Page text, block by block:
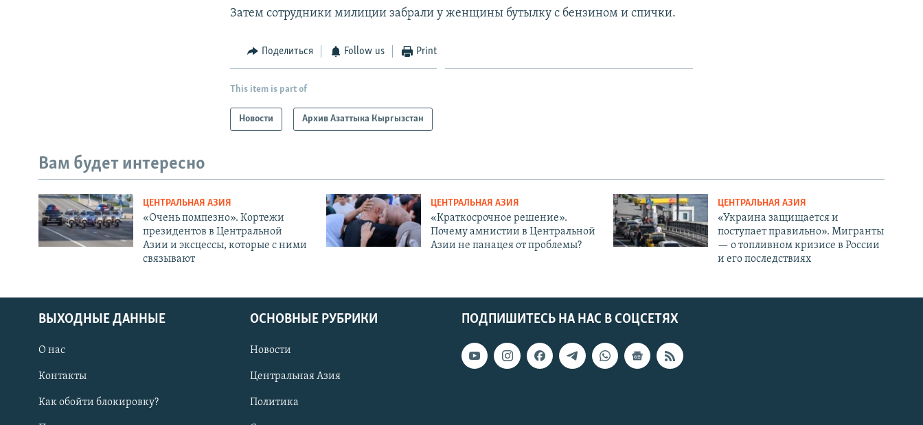
Затем сотрудники милиции забрали у женщины бутылку с бензином и спички.
Поделиться Follow us Print
This item is part of
Новости Архив Азаттыка Кыргызстан
Вам будет интересно
ЦЕНТРАЛЬНАЯ АЗИЯ
«Очень помпезно». Кортежи
президентов в Центральной
Азии и эксцессы, которые с ними
связывают
ЦЕНТРАЛЬНАЯ АЗИЯ
«Краткосрочное решение».
Почему амнистии в Центральной
Азии не панацея от проблемы?
ЦЕНТРАЛЬНАЯ АЗИЯ
«Украина защищается и
поступает правильно». Мигранты
— о топливном кризисе в России
и его последствиях
ПОДПИШИТЕСЬ НА НАС В СОЦСЕТЯХ
ВЫХОДНЫЕ ДАННЫЕ
О нас
Контакты
Как обойти блокировку?
ОСНОВНЫЕ РУБРИКИ
Новости
Центральная Азия
Политика